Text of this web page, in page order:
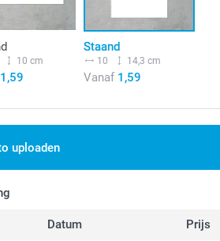
10 cm
1,59
Staand
10 14,3 cm
Vanaf 1,59
uploaden
Datum Prijs